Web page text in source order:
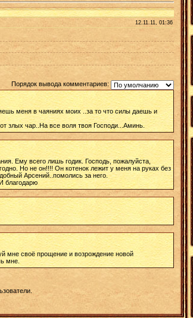
12.11.11, 01:36
Порядок вывода комментариев:
меня в чаяниях моих ..за то что силы даешь и
злых чар..На все воля твоя Господи...Аминь.
Ему всего лишь годик. Господь, пожалуйста,
Но не он!!!! Он котенок лежит у меня на руках без
Арсений..помолись за него.
благодарю
мне своё прощение и возрождение новой
мне.